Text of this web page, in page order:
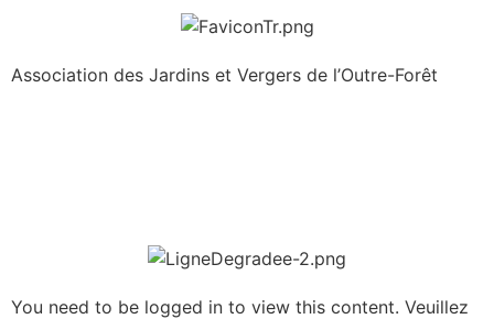
Association des Jardins et Vergers de l’Outre-Forêt
You need to be logged in to view this content. Veuillez